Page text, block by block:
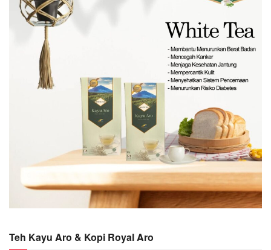
Teh Kayu Aro & Kopi Royal Aro